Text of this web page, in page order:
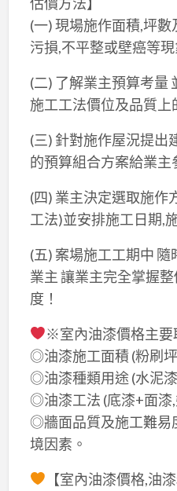
(一) 現場施作面積,坪
污損,不平整或壁癌等
(二) 了解業主預算考量
施工工法價位及品質上
(三) 針對施作屋況提出
的預算組合方案給業主
(四) 業主決定選取施作
工法)並安排施工日期,
(五) 案場施工工期中
業主 讓業主完全掌握
度！
※室內油漆價格主要
◎油漆施工面積 (粉刷
◎油漆種類用途 (水泥
◎油漆工法 (底漆+面漆
◎牆面品質及施工難易
境因素。
【室內油漆價格,油